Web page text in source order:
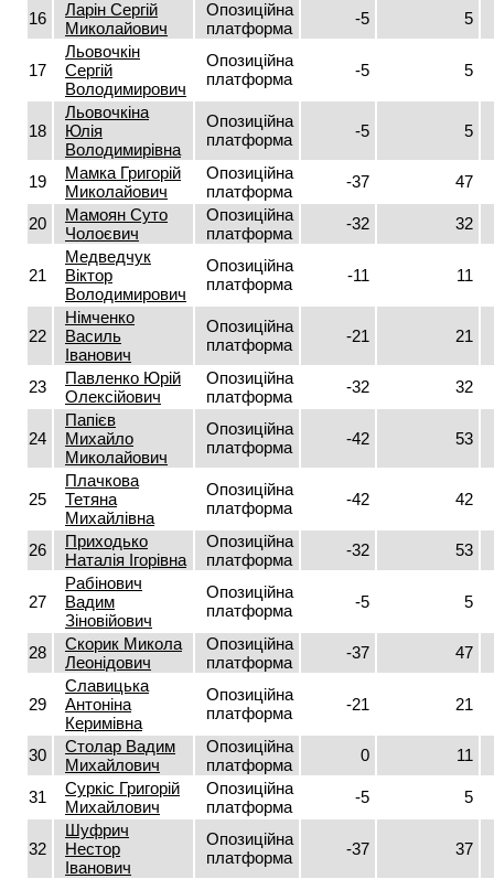
16
Ларін Сергій
Миколайович
Опозиційна
платформа
-5 5
17
Льовочкін
Сергій
Володимирович
Опозиційна
платформа
-5 5
18
Льовочкіна
Юлія
Володимирівна
Опозиційна
платформа
-5 5
19
Мамка Григорій
Миколайович
Опозиційна
платформа
-37 47
20
Мамоян Суто
Чолоєвич
Опозиційна
платформа
-32 32
21
Медведчук
Віктор
Володимирович
Опозиційна
платформа
-11 11
22
Німченко
Василь
Іванович
Опозиційна
платформа
-21 21
23
Павленко Юрій
Олексійович
Опозиційна
платформа
-32 32
24
Папієв
Михайло
Миколайович
Опозиційна
платформа
-42 53
25
Плачкова
Тетяна
Михайлівна
Опозиційна
платформа
-42 42
26
Приходько
Наталія Ігорівна
Опозиційна
платформа
-32 53
27
Рабінович
Вадим
Зіновійович
Опозиційна
платформа
-5 5
28
Скорик Микола
Леонідович
Опозиційна
платформа
-37 47
29
Славицька
Антоніна
Керимівна
Опозиційна
платформа
-21 21
30
Столар Вадим
Михайлович
Опозиційна
платформа
0 11
31
Суркіс Григорій
Михайлович
Опозиційна
платформа
-5 5
32
Шуфрич
Нестор
Іванович
Опозиційна
платформа
-37 37